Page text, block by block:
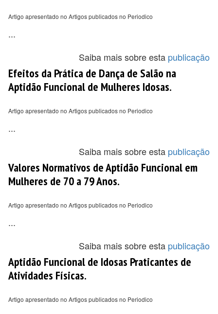
Artigo apresentado no Artigos publicados no Periodico
...
Saiba mais sobre esta publicação
Efeitos da Prática de Dança de Salão na
Aptidão Funcional de Mulheres Idosas.
Artigo apresentado no Artigos publicados no Periodico
...
Saiba mais sobre esta publicação
Valores Normativos de Aptidão Funcional em
Mulheres de 70 a 79 Anos.
Artigo apresentado no Artigos publicados no Periodico
...
Saiba mais sobre esta publicação
Aptidão Funcional de Idosas Praticantes de
Atividades Físicas.
Artigo apresentado no Artigos publicados no Periodico